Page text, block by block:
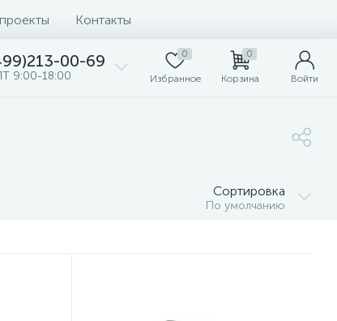
Контакты
00-69
9:00-18:00
0
Избранное
0
Корзина Войти
Сортировка
По умолчанию